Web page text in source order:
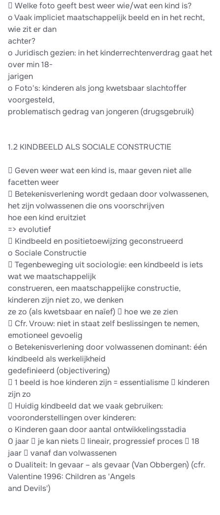
 Welke foto geeft best weer wie/wat een kind is?
o Vaak impliciet maatschappelijk beeld en in het recht,
wie zit er dan
achter?
o Juridisch gezien: in het kinderrechtenverdrag gaat het
over min 18-
jarigen
o Foto's: kinderen als jong kwetsbaar slachtoffer
voorgesteld,
problematisch gedrag van jongeren (drugsgebruik)
1.2 KINDBEELD ALS SOCIALE CONSTRUCTIE
 Geven weer wat een kind is, maar geven niet alle
facetten weer
 Betekenisverlening wordt gedaan door volwassenen,
het zijn volwassenen die ons voorschrijven
hoe een kind eruitziet
=> evolutief
 Kindbeeld en positietoewijzing geconstrueerd
o Sociale Constructie
 Tegenbeweging uit sociologie: een kindbeeld is iets
wat we maatschappelijk
construeren, een maatschappelijke constructie,
kinderen zijn niet zo, we denken
ze zo (als kwetsbaar en naïef)  hoe we ze zien
 Cfr. Vrouw: niet in staat zelf beslissingen te nemen,
emotioneel gevoelig
o Betekenisverlening door volwassenen dominant: één
kindbeeld als werkelijkheid
gedefinieerd (objectivering)
 1 beeld is hoe kinderen zijn = essentialisme  kinderen
zijn zo
 Huidig kindbeeld dat we vaak gebruiken:
vooronderstellingen over kinderen:
o Kinderen gaan door aantal ontwikkelingsstadia
0 jaar  je kan niets  lineair, progressief proces  18
jaar  vanaf dan volwassenen
o Dualiteit: In gevaar – als gevaar (Van Obbergen) (cfr.
Valentine 1996: Children as 'Angels
and Devils')